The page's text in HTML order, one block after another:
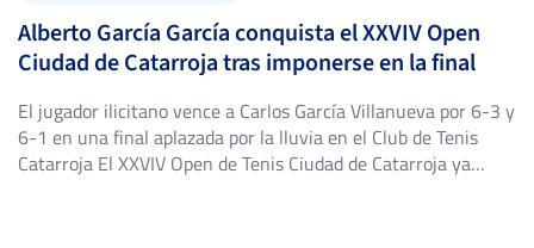
Alberto García García conquista el XXVIV Open
Ciudad de Catarroja tras imponerse en la final
El jugador ilicitano vence a Carlos García Villanueva por 6-3 y
6-1 en una final aplazada por la lluvia en el Club de Tenis
Catarroja El XXVIV Open de Tenis Ciudad de Catarroja ya